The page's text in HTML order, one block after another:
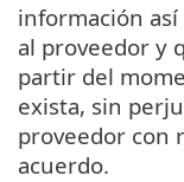
información
al proveedor y
partir del
exista, sin
proveedor con
acuerdo.